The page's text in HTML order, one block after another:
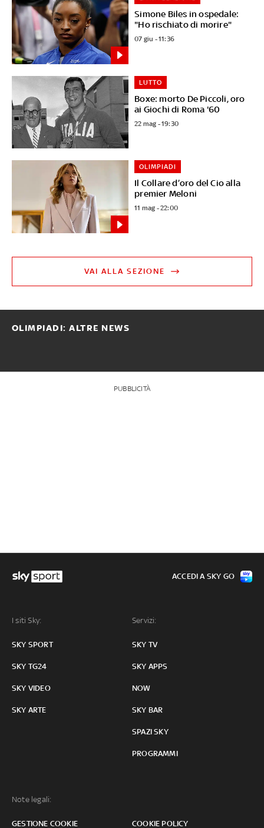
Simone Biles in ospedale:
"Ho rischiato di morire"
07 giu - 11:36
Boxe: morto De Piccoli, oro
ai Giochi di Roma '60
LUTTO
22 mag - 19:30
Il Collare d’oro del Cio alla
premier Meloni
OLIMPIADI
11 mag - 22:00
VAI ALLA SEZIONE
OLIMPIADI: ALTRE NEWS
PUBBLICITÀ
I siti Sky:
SKY SPORT
SKY TG24
SKY VIDEO
SKY ARTE
Servizi:
SKY TV
SKY APPS
NOW
SKY BAR
SPAZI SKY
PROGRAMMI
Note legali:
GESTIONE COOKIE COOKIE POLICY
ACCEDI A SKY GO